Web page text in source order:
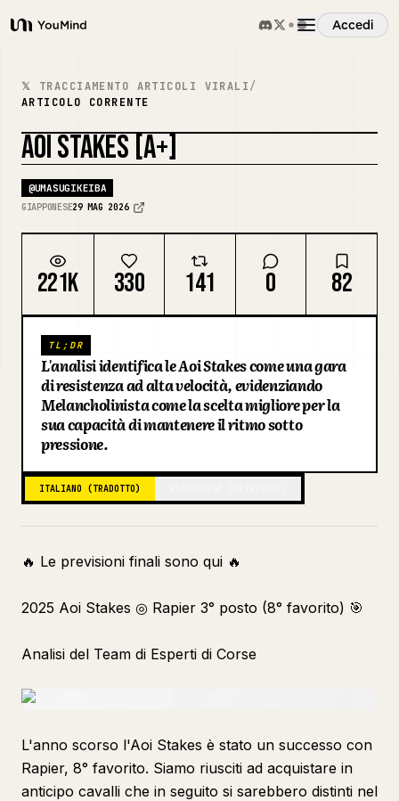
YouMind
Accedi
Panoramica
Casi d'uso
Abilità
Prompt
Scarica
Blog
Aggiornamenti
𝕏 TRACCIAMENTO ARTICOLI VIRALI/
ARTICOLO CORRENTE
AOI STAKES [A+]
@UMASUGIKEIBA
GIAPPONESE29 MAG 2026
221K 330 141 0 82
TL;DR
L'analisi identifica le Aoi Stakes come una gara
di resistenza ad alta velocità, evidenziando
Melancholinista come la scelta migliore per la
sua capacità di mantenere il ritmo sotto
pressione.
ITALIANO (TRADOTTO)
🔥 Le previsioni finali sono qui 🔥
2025 Aoi Stakes ◎ Rapier 3° posto (8° favorito) 🎯
Analisi del Team di Esperti di Corse
L'anno scorso l'Aoi Stakes è stato un successo con
Rapier, 8° favorito. Siamo riusciti ad acquistare in
anticipo cavalli che in seguito si sarebbero distinti nel